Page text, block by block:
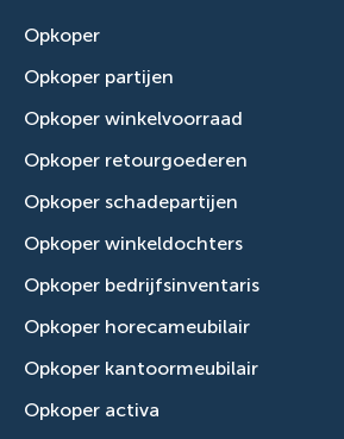
Opkoper
Opkoper partijen
Opkoper winkelvoorraad
Opkoper retourgoederen
Opkoper schadepartijen
Opkoper winkeldochters
Opkoper bedrijfsinventaris
Opkoper horecameubilair
Opkoper kantoormeubilair
Opkoper activa